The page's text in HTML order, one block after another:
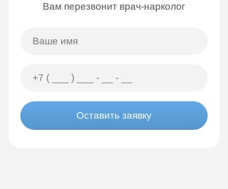
Вам перезвонит врач-нарколог
Оставить заявку